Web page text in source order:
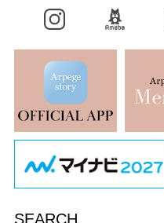
SEARCH